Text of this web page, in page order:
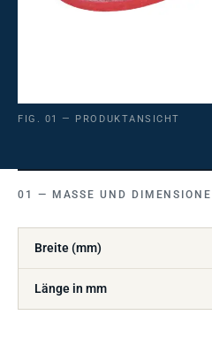
FIG. 01 — PRODUKTANSICHT
MASSE UND DIMENSIONEN
Breite (mm)
Länge in mm